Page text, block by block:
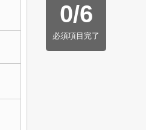
0/6
必須項目完了